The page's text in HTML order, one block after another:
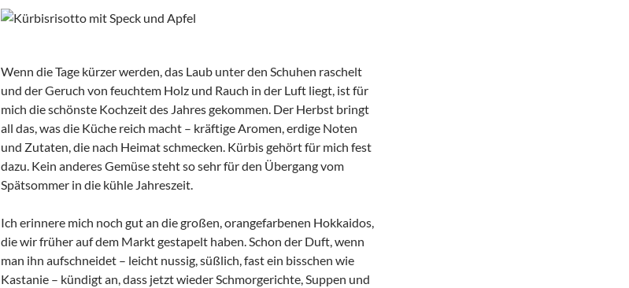
Wenn die Tage kürzer werden, das Laub unter den Schuhen raschelt
und der Geruch von feuchtem Holz und Rauch in der Luft liegt, ist für
mich die schönste Kochzeit des Jahres gekommen. Der Herbst bringt
all das, was die Küche reich macht – kräftige Aromen, erdige Noten
und Zutaten, die nach Heimat schmecken. Kürbis gehört für mich fest
dazu. Kein anderes Gemüse steht so sehr für den Übergang vom
Spätsommer in die kühle Jahreszeit.
Ich erinnere mich noch gut an die großen, orangefarbenen Hokkaidos,
die wir früher auf dem Markt gestapelt haben. Schon der Duft, wenn
man ihn aufschneidet – leicht nussig, süßlich, fast ein bisschen wie
Kastanie – kündigt an, dass jetzt wieder Schmorgerichte, Suppen und